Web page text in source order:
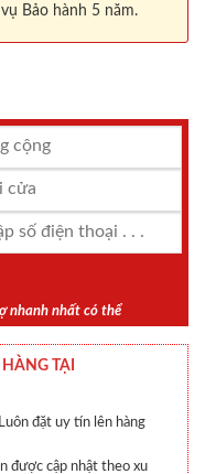
Bảo hành 5 năm.
nhanh nhất có thể
TẠI
đặt uy tín lên hàng
được cập nhật theo xu